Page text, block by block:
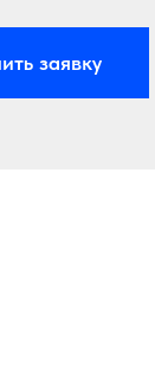
заявку